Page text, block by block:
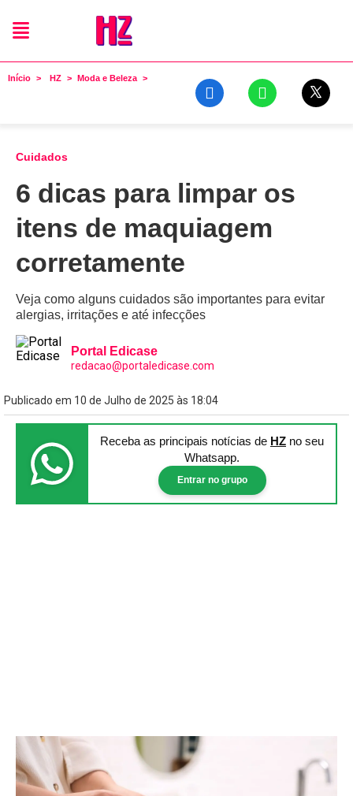
Início HZ Moda e Beleza
Cuidados
6 dicas para limpar os
itens de maquiagem
corretamente
Veja como alguns cuidados são importantes para evitar
alergias, irritações e até infecções
Portal Edicase
redacao@portaledicase.com
Publicado em 10 de Julho de 2025 às 18:04
Receba as principais notícias de HZ no seu
Whatsapp.
Entrar no grupo